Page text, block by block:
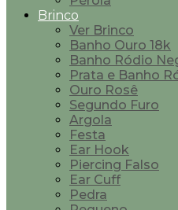
Brinco
Ver Brinco
Banho Ouro 18k
Banho Ródio
Prata e Banho
Ouro Rosê
Segundo Furo
Argola
Festa
Ear Hook
Piercing Falso
Ear Cuff
Pedra